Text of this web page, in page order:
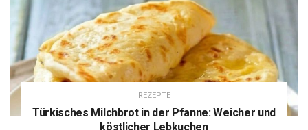
REZEPTE
Türkisches Milchbrot in der Pfanne: Weicher und
köstlicher Lebkuchen